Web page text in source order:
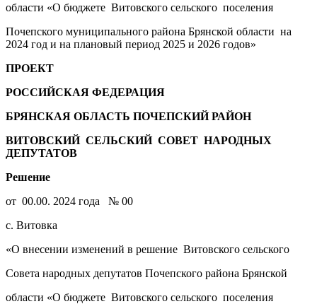
области «О бюджете Витовского сельского поселения
Почепского муниципального района Брянской области на
2024 год и на плановый период 2025 и 2026 годов»
ПРОЕКТ
РОССИЙСКАЯ ФЕДЕРАЦИЯ
БРЯНСКАЯ ОБЛАСТЬ ПОЧЕПСКИЙ РАЙОН
ВИТОВСКИЙ СЕЛЬСКИЙ СОВЕТ НАРОДНЫХ
ДЕПУТАТОВ
Решение
от 00.00. 2024 года № 00
с. Витовка
«О внесении изменений в решение Витовского сельского
Совета народных депутатов Почепского района Брянской
области «О бюджете Витовского сельского поселения